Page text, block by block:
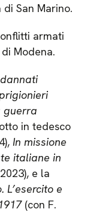
San Marino.
armati
Modena.
guerra
in tedesco
In missione
italiane in
e la
L’esercito e
(con F.